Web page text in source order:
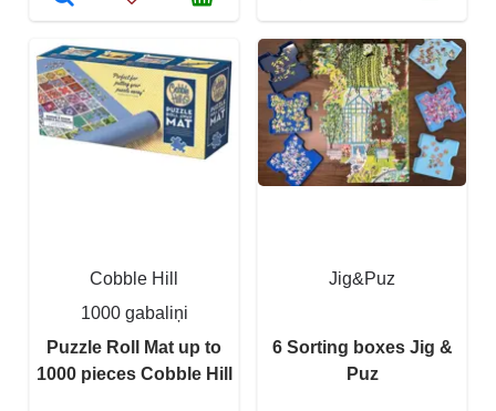
Cobble Hill
1000 gabaliņi
Puzzle Roll Mat up to
1000 pieces Cobble Hill
Jig&Puz
6 Sorting boxes Jig &
Puz